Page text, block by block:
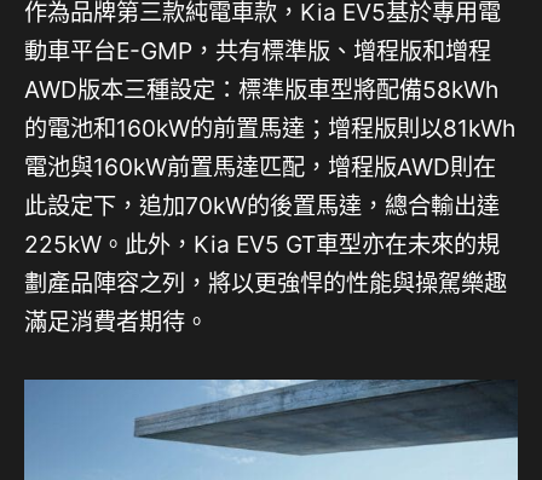
作為品牌第三款純電車款，Kia EV5基於專用電
動車平台E-GMP，共有標準版、增程版和增程
AWD版本三種設定：標準版車型將配備58kWh
的電池和160kW的前置馬達；增程版則以81kWh
電池與160kW前置馬達匹配，增程版AWD則在
此設定下，追加70kW的後置馬達，總合輸出達
225kW。此外，Kia EV5 GT車型亦在未來的規
劃產品陣容之列，將以更強悍的性能與操駕樂趣
滿足消費者期待。